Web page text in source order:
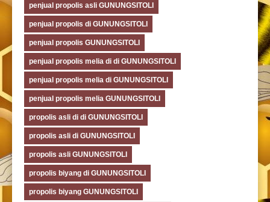
penjual propolis asli GUNUNGSITOLI
penjual propolis di GUNUNGSITOLI
penjual propolis GUNUNGSITOLI
penjual propolis melia di di GUNUNGSITOLI
penjual propolis melia di GUNUNGSITOLI
penjual propolis melia GUNUNGSITOLI
propolis asli di di GUNUNGSITOLI
propolis asli di GUNUNGSITOLI
propolis asli GUNUNGSITOLI
propolis biyang di GUNUNGSITOLI
propolis biyang GUNUNGSITOLI